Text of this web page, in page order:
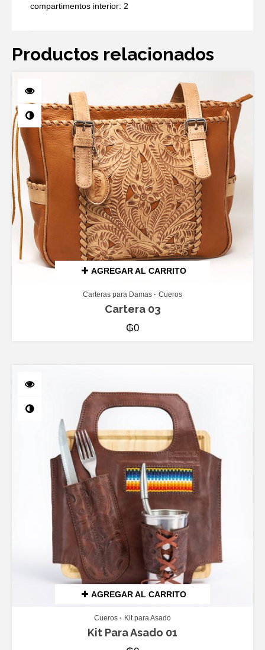
compartimentos interior: 2
Productos relacionados
AGREGAR AL CARRITO
Carteras para Damas Cueros
Cartera 03
₲0
AGREGAR AL CARRITO
Cueros Kit para Asado
Kit Para Asado 01